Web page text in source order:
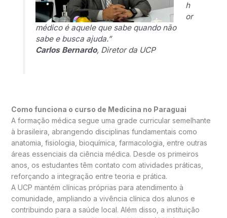
h
or
médico é aquele que sabe quando não
sabe e busca ajuda.”
Carlos Bernardo, Diretor da UCP
Como funciona o curso de Medicina no Paraguai
A formação médica segue uma grade curricular semelhante
à brasileira, abrangendo disciplinas fundamentais como
anatomia, fisiologia, bioquímica, farmacologia, entre outras
áreas essenciais da ciência médica. Desde os primeiros
anos, os estudantes têm contato com atividades práticas,
reforçando a integração entre teoria e prática.
A UCP mantém clínicas próprias para atendimento à
comunidade, ampliando a vivência clínica dos alunos e
contribuindo para a saúde local. Além disso, a instituição